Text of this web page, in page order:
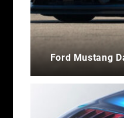
Ford Mustang